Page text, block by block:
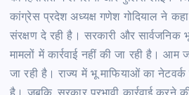
कांग्रेस प्रदेश अध्यक्ष गणेश गोदियाल ने
संरक्षण दे रही है। सरकारी और सार्वजनिक
मामलों में कार्रवाई नहीं की जा रही है।
जा रही है। राज्य में भू माफियाओं का नेटवर्क